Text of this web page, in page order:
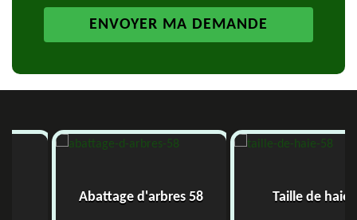
Abattage d'arbres 58 Taille de haie